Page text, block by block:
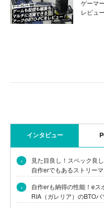
ゲーマ
レビュ
インタビュー
›
見た目良し！スペック良
自作erでもあるストリー
›
自作erも納得の性能！e
RIA（ガレリア）のBTOパ